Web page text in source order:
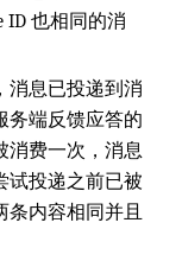
ID 也相同的消
消息已投递到消
务端反馈应答的
消费一次，消息
试投递之前已被
内容相同并且